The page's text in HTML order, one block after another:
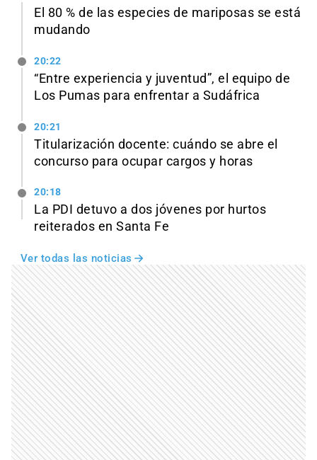
El 80 % de las especies de mariposas se está
mudando
20:22
“Entre experiencia y juventud”, el equipo de
Los Pumas para enfrentar a Sudáfrica
20:21
Titularización docente: cuándo se abre el
concurso para ocupar cargos y horas
20:18
La PDI detuvo a dos jóvenes por hurtos
reiterados en Santa Fe
Ver todas las noticias